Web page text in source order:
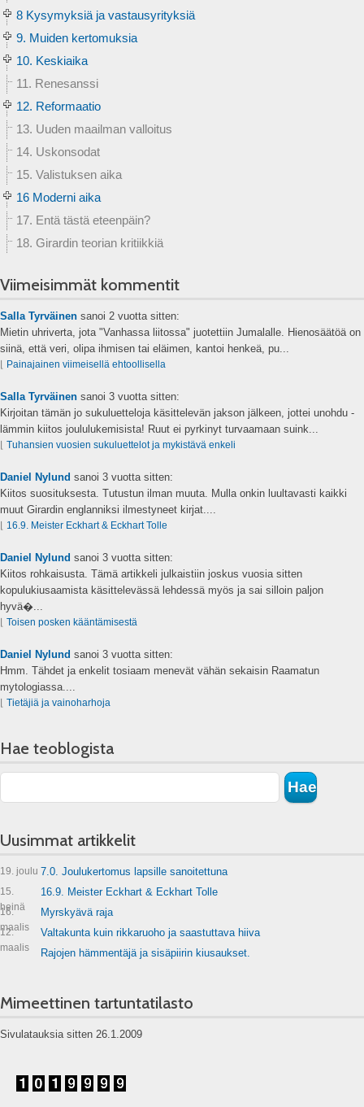
8 Kysymyksiä ja vastausyrityksiä
9. Muiden kertomuksia
10. Keskiaika
11. Renesanssi
12. Reformaatio
13. Uuden maailman valloitus
14. Uskonsodat
15. Valistuksen aika
16 Moderni aika
17. Entä tästä eteenpäin?
18. Girardin teorian kritiikkiä
Viimeisimmät kommentit
Salla Tyrväinen sanoi 2 vuotta sitten:
Mietin uhriverta, jota "Vanhassa liitossa" juotettiin Jumalalle. Hienosäätöä on
siinä, että veri, olipa ihmisen tai eläimen, kantoi henkeä, pu...
⌊ Painajainen viimeisellä ehtoollisella
Salla Tyrväinen sanoi 3 vuotta sitten:
Kirjoitan tämän jo sukuluetteloja käsittelevän jakson jälkeen, jottei unohdu -
lämmin kiitos joululukemisista! Ruut ei pyrkinyt turvaamaan suink...
⌊ Tuhansien vuosien sukuluettelot ja mykistävä enkeli
Daniel Nylund sanoi 3 vuotta sitten:
Kiitos suosituksesta. Tutustun ilman muuta. Mulla onkin luultavasti kaikki
muut Girardin englanniksi ilmestyneet kirjat....
⌊ 16.9. Meister Eckhart & Eckhart Tolle
Daniel Nylund sanoi 3 vuotta sitten:
Kiitos rohkaisusta. Tämä artikkeli julkaistiin joskus vuosia sitten
kopulukiusaamista käsittelevässä lehdessä myös ja sai silloin paljon
hyvä�...
⌊ Toisen posken kääntämisestä
Daniel Nylund sanoi 3 vuotta sitten:
Hmm. Tähdet ja enkelit tosiaam menevät vähän sekaisin Raamatun
mytologiassa....
⌊ Tietäjiä ja vainoharhoja
Hae teoblogista
Uusimmat artikkelit
19. joulu 7.0. Joulukertomus lapsille sanoitettuna
15.
heinä
16.9. Meister Eckhart & Eckhart Tolle
16.
maalis
Myrskyävä raja
12.
maalis
Valtakunta kuin rikkaruoho ja saastuttava hiiva
Rajojen hämmentäjä ja sisäpiirin kiusaukset.
Mimeettinen tartuntatilasto
Sivulatauksia sitten 26.1.2009